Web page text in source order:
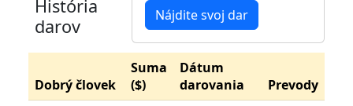
História
darov
Nájdite svoj dar
Dobrý človek
Suma
($)
Dátum
darovania
Prevody